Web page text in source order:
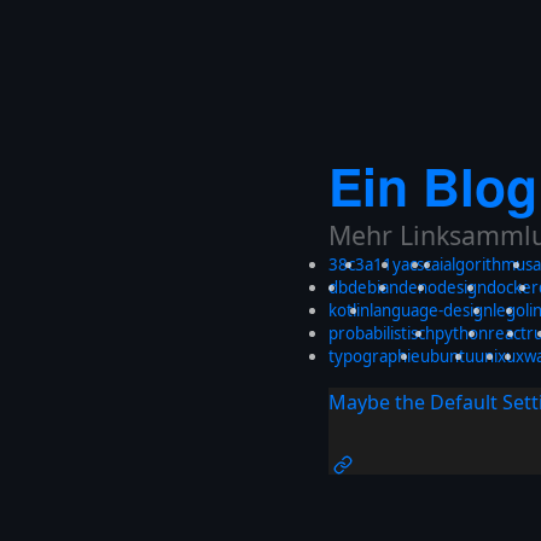
Ein Blog
Mehr
38c3a11yacscaialgorithmus
dbdebiandenodesigndocker
kotlinlanguage-designlego
probabilistischpythonreact
typographieubuntuunixux
Maybe the Default